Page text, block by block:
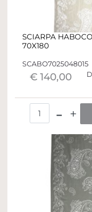
SCIARPA
70X180
SCABO7025048015
€ 140,00